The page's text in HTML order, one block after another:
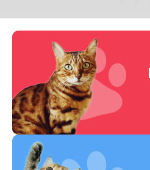
Image
Image